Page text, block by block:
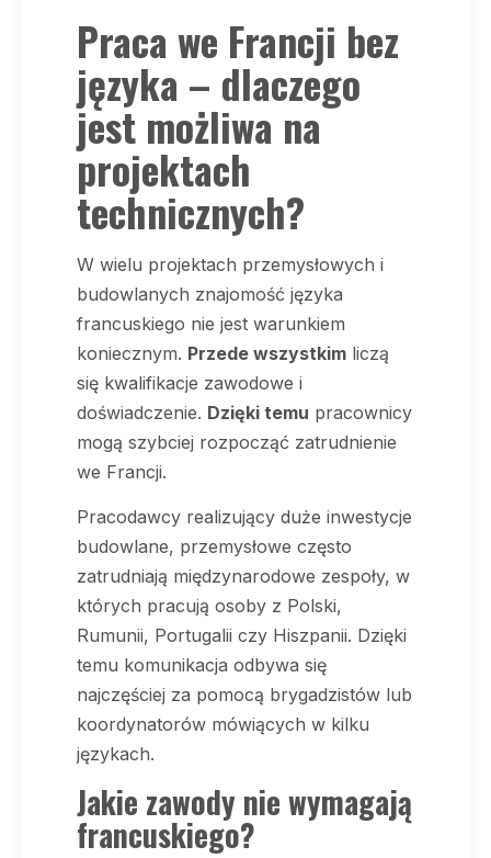
Praca we Francji bez
języka – dlaczego
jest możliwa na
projektach
technicznych?
W wielu projektach przemysłowych i
budowlanych znajomość języka
francuskiego nie jest warunkiem
koniecznym. Przede wszystkim liczą
się kwalifikacje zawodowe i
doświadczenie. Dzięki temu pracownicy
mogą szybciej rozpocząć zatrudnienie
we Francji.
Pracodawcy realizujący duże inwestycje
budowlane, przemysłowe często
zatrudniają międzynarodowe zespoły, w
których pracują osoby z Polski,
Rumunii, Portugalii czy Hiszpanii. Dzięki
temu komunikacja odbywa się
najczęściej za pomocą brygadzistów lub
koordynatorów mówiących w kilku
językach.
Jakie zawody nie wymagają
francuskiego?